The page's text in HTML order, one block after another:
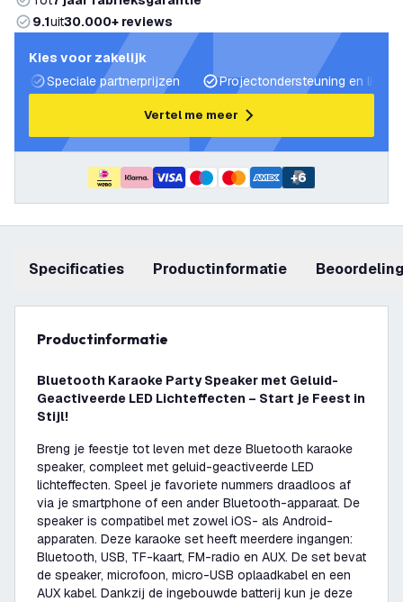
9.1uit30.000+ reviews
Kies voor zakelijk
Speciale partnerprijzen
Projectondersteuning en
Vertel me meer
+6
Specificaties productinformatie
productinformatie
Bluetooth Karaoke Party Speaker met Geluid-
Geactiveerde LED Lichteffecten – Start je Feest in
Stijl!
Breng je feestje tot leven met deze Bluetooth karaoke
speaker, compleet met geluid-geactiveerde LED
lichteffecten. Speel je favoriete nummers draadloos af
via je smartphone of een ander Bluetooth-apparaat. De
speaker is compatibel met zowel iOS- als Android-
apparaten. Deze karaoke set heeft meerdere ingangen:
Bluetooth, USB, TF-kaart, FM-radio en AUX. De set bevat
de speaker, microfoon, micro-USB oplaadkabel en een
AUX kabel. Dankzij de ingebouwde batterij kun je deze